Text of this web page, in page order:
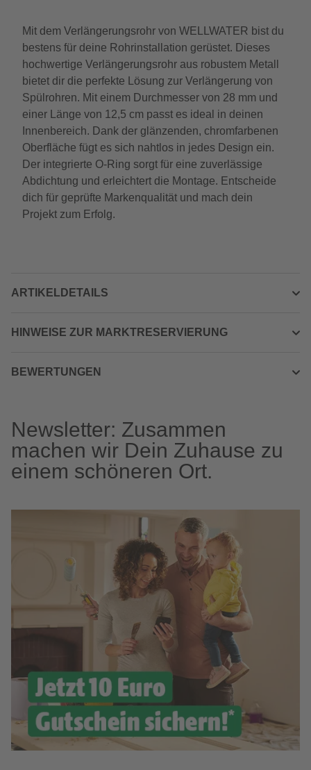
Mit dem Verlängerungsrohr von WELLWATER bist du
bestens für deine Rohrinstallation gerüstet. Dieses
hochwertige Verlängerungsrohr aus robustem Metall
bietet dir die perfekte Lösung zur Verlängerung von
Spülrohren. Mit einem Durchmesser von 28 mm und
einer Länge von 12,5 cm passt es ideal in deinen
Innenbereich. Dank der glänzenden, chromfarbenen
Oberfläche fügt es sich nahtlos in jedes Design ein.
Der integrierte O-Ring sorgt für eine zuverlässige
Abdichtung und erleichtert die Montage. Entscheide
dich für geprüfte Markenqualität und mach dein
Projekt zum Erfolg.
ARTIKELDETAILS
HINWEISE ZUR MARKTRESERVIERUNG
BEWERTUNGEN
Newsletter: Zusammen
machen wir Dein Zuhause zu
einem schöneren Ort.